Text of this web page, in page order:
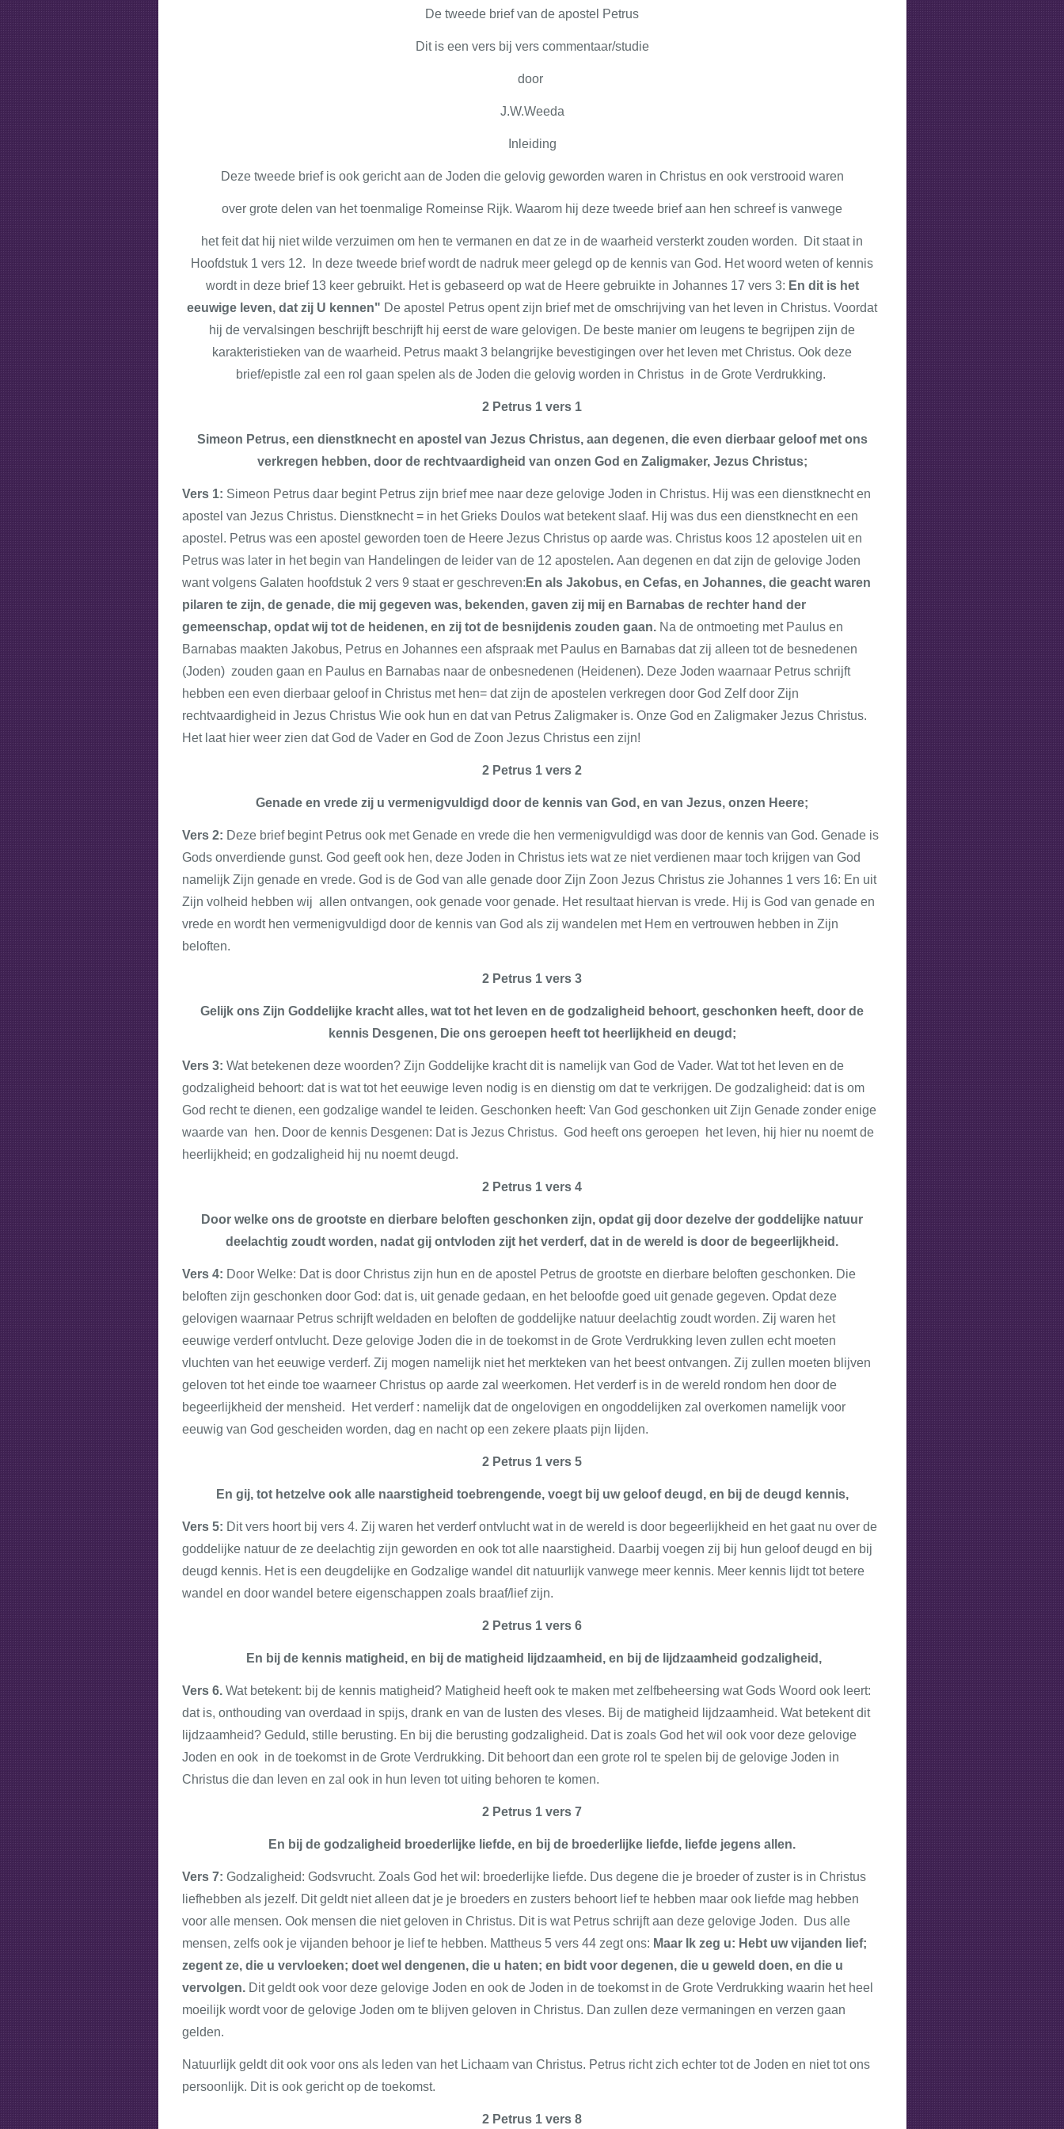
De tweede brief van de apostel Petrus
Dit is een vers bij vers commentaar/studie
door
J.W.Weeda
Inleiding
Deze tweede brief is ook gericht aan de Joden die gelovig geworden waren in Christus en ook verstrooid waren
over grote delen van het toenmalige Romeinse Rijk. Waarom hij deze tweede brief aan hen schreef is vanwege
het feit dat hij niet wilde verzuimen om hen te vermanen en dat ze in de waarheid versterkt zouden worden. Dit staat in
Hoofdstuk 1 vers 12. In deze tweede brief wordt de nadruk meer gelegd op de kennis van God. Het woord weten of kennis
wordt in deze brief 13 keer gebruikt. Het is gebaseerd op wat de Heere gebruikte in Johannes 17 vers 3: En dit is het
eeuwige leven, dat zij U kennen" De apostel Petrus opent zijn brief met de omschrijving van het leven in Christus. Voordat
hij de vervalsingen beschrijft beschrijft hij eerst de ware gelovigen. De beste manier om leugens te begrijpen zijn de
karakteristieken van de waarheid. Petrus maakt 3 belangrijke bevestigingen over het leven met Christus. Ook deze
brief/epistle zal een rol gaan spelen als de Joden die gelovig worden in Christus in de Grote Verdrukking.
2 Petrus 1 vers 1
Simeon Petrus, een dienstknecht en apostel van Jezus Christus, aan degenen, die even dierbaar geloof met ons
verkregen hebben, door de rechtvaardigheid van onzen God en Zaligmaker, Jezus Christus;
Vers 1: Simeon Petrus daar begint Petrus zijn brief mee naar deze gelovige Joden in Christus. Hij was een dienstknecht en
apostel van Jezus Christus. Dienstknecht = in het Grieks Doulos wat betekent slaaf. Hij was dus een dienstknecht en een
apostel. Petrus was een apostel geworden toen de Heere Jezus Christus op aarde was. Christus koos 12 apostelen uit en
Petrus was later in het begin van Handelingen de leider van de 12 apostelen. Aan degenen en dat zijn de gelovige Joden
want volgens Galaten hoofdstuk 2 vers 9 staat er geschreven: En als Jakobus, en Cefas, en Johannes, die geacht waren
pilaren te zijn, de genade, die mij gegeven was, bekenden, gaven zij mij en Barnabas de rechter hand der
gemeenschap, opdat wij tot de heidenen, en zij tot de besnijdenis zouden gaan. Na de ontmoeting met Paulus en
Barnabas maakten Jakobus, Petrus en Johannes een afspraak met Paulus en Barnabas dat zij alleen tot de besnedenen
(Joden) zouden gaan en Paulus en Barnabas naar de onbesnedenen (Heidenen). Deze Joden waarnaar Petrus schrijft
hebben een even dierbaar geloof in Christus met hen= dat zijn de apostelen verkregen door God Zelf door Zijn
rechtvaardigheid in Jezus Christus Wie ook hun en dat van Petrus Zaligmaker is. Onze God en Zaligmaker Jezus Christus.
Het laat hier weer zien dat God de Vader en God de Zoon Jezus Christus een zijn!
2 Petrus 1 vers 2
Genade en vrede zij u vermenigvuldigd door de kennis van God, en van Jezus, onzen Heere;
Vers 2: Deze brief begint Petrus ook met Genade en vrede die hen vermenigvuldigd was door de kennis van God. Genade is
Gods onverdiende gunst. God geeft ook hen, deze Joden in Christus iets wat ze niet verdienen maar toch krijgen van God
namelijk Zijn genade en vrede. God is de God van alle genade door Zijn Zoon Jezus Christus zie Johannes 1 vers 16: En uit
Zijn volheid hebben wij allen ontvangen, ook genade voor genade. Het resultaat hiervan is vrede. Hij is God van genade en
vrede en wordt hen vermenigvuldigd door de kennis van God als zij wandelen met Hem en vertrouwen hebben in Zijn
beloften.
2 Petrus 1 vers 3
Gelijk ons Zijn Goddelijke kracht alles, wat tot het leven en de godzaligheid behoort, geschonken heeft, door de
kennis Desgenen, Die ons geroepen heeft tot heerlijkheid en deugd;
Vers 3: Wat betekenen deze woorden? Zijn Goddelijke kracht dit is namelijk van God de Vader. Wat tot het leven en de
godzaligheid behoort: dat is wat tot het eeuwige leven nodig is en dienstig om dat te verkrijgen. De godzaligheid: dat is om
God recht te dienen, een godzalige wandel te leiden. Geschonken heeft: Van God geschonken uit Zijn Genade zonder enige
waarde van hen. Door de kennis Desgenen: Dat is Jezus Christus. God heeft ons geroepen
het leven, hij hier nu noemtde
heerlijkheid; en godzaligheid hij nu noemt deugd.
2 Petrus 1 vers 4
Door welke ons de grootste en dierbare beloften geschonken zijn, opdat gij door dezelve der goddelijke natuur
deelachtig zoudt worden, nadat gij ontvloden zijt het verderf, dat in de wereld is door de begeerlijkheid.
Vers 4: Door Welke: Dat is door Christus zijn hun en de apostel Petrus de grootste en dierbare beloften geschonken. Die
beloften zijn geschonken door God: dat is, uit genade gedaan, en het beloofde goed uit genade gegeven. Opdat deze
gelovigen waarnaar Petrus schrijft weldaden en beloften de goddelijke natuur deelachtig zoudt worden. Zij waren het
eeuwige verderf ontvlucht. Deze gelovige Joden die in de toekomst in de Grote Verdrukking leven zullen echt moeten
vluchten van het eeuwige verderf. Zij mogen namelijk niet het merkteken van het beest ontvangen. Zij zullen moeten blijven
geloven tot het einde toe waarneer Christus op aarde zal weerkomen. Het verderf is in de wereld rondom hen door de
begeerlijkheid der mensheid. Het verderf : namelijk dat de ongelovigen en ongoddelijken zal overkomen namelijk voor
eeuwig van God gescheiden worden, dag en nacht op een zekere plaats pijn lijden.
2 Petrus 1 vers 5
En gij, tot hetzelve ook alle naarstigheid toebrengende, voegt bij uw geloof deugd, en bij de deugd kennis,
Vers 5: Dit vers hoort bij vers 4. Zij waren het verderf ontvlucht wat in de wereld is door begeerlijkheid en het gaat nu over de
goddelijke natuur de ze deelachtig zijn geworden en ook tot alle naarstigheid. Daarbij voegen zij bij hun geloof deugd en bij
deugd kennis. Het is een deugdelijke en Godzalige wandel dit natuurlijk vanwege meer kennis. Meer kennis lijdt tot betere
wandel en door wandel betere eigenschappen zoals braaf/lief zijn.
2 Petrus 1 vers 6
En bij de kennis matigheid, en bij de matigheid lijdzaamheid, en bij de lijdzaamheid godzaligheid,
Vers 6. Wat betekent: bij de kennis matigheid? Matigheid heeft ook te maken met zelfbeheersing wat Gods Woord ook leert:
dat is, onthouding van overdaad in spijs, drank en van de lusten des vleses. Bij de matigheid lijdzaamheid. Wat betekent dit
lijdzaamheid? Geduld, stille berusting. En bij die berusting godzaligheid. Dat is zoals God het wil ook voor deze gelovige
Joden en ook in de toekomst in de Grote Verdrukking. Dit behoort dan een grote rol te spelen bij de gelovige Joden in
Christus die dan leven en zal ook in hun leven tot uiting behoren te komen.
2 Petrus 1 vers 7
En bij de godzaligheid broederlijke liefde, en bij de broederlijke liefde, liefde jegens allen.
Vers 7: Godzaligheid: Godsvrucht. Zoals God het wil: broederlijke liefde. Dus degene die je broeder of zuster is in Christus
liefhebben als jezelf. Dit geldt niet alleen dat je je broeders en zusters behoort lief te hebben maar ook liefde mag hebben
voor alle mensen. Ook mensen die niet geloven in Christus. Dit is wat Petrus schrijft aan deze gelovige Joden. Dus alle
mensen, zelfs ook je vijanden behoor je lief te hebben. Mattheus 5 vers 44 zegt ons: Maar Ik zeg u: Hebt uw vijanden lief;
zegent ze, die u vervloeken; doet wel dengenen, die u haten; en bidt voor degenen, die u geweld doen, en die u
vervolgen. Dit geldt ook voor deze gelovige Joden en ook de Joden in de toekomst in de Grote Verdrukking waarin het heel
moeilijk wordt voor de gelovige Joden om te blijven geloven in Christus. Dan zullen deze vermaningen en verzen gaan
gelden.
Natuurlijk geldt dit ook voor ons als leden van het Lichaam van Christus. Petrus richt zich echter tot de Joden en niet tot ons
persoonlijk. Dit is ook gericht op de toekomst.
2 Petrus 1 vers 8